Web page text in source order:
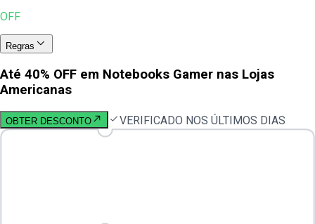
OFF
Regras
Até 40% OFF em Notebooks Gamer nas Lojas
Americanas
OBTER DESCONTO VERIFICADO NOS ÚLTIMOS DIAS